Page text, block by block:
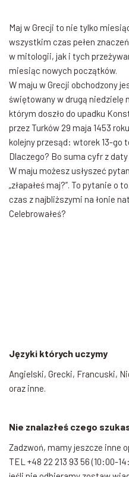
Maj w Grecji to nie tylko
wszystkim czas pełen
w mitologii, jak i tych
miesiąc nowych początków.
W maju w Grecji obchodzony
świętowany w drugą
którym doszło do upadku
przez Turków 29 maja 1453
kolejny przesąd: wtorek 13-go
Dlaczego? Bo suma cyfr z daty
W maju możesz usłyszeć
„złapałeś maj?”. To pytanie o
czas z najbliższymi na łonie
Celebrowałeś?
Języki których uczymy
Angielski, Grecki, Francuski,
oraz inne.
Nie znalazłeś czego
Zadzwoń, mamy jeszcze inne
TEL +48 22 213 93 56 (10:00-